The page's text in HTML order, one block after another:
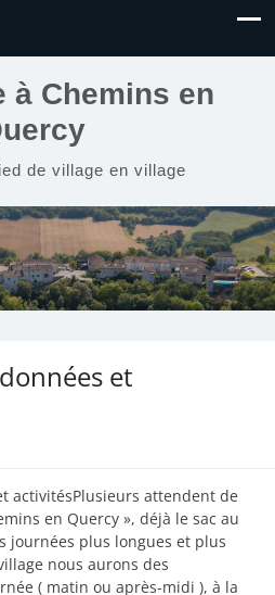
à Chemins en
de village en village
et
activitésPlusieurs attendent de
en Quercy », déjà le sac au
journées plus longues et plus
nous aurons des
( matin ou après-midi ), à la